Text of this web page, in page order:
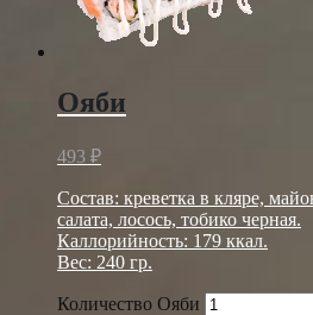
Ояби
493 ₽
Cостав: креветка в кляре,
салата, лосось, тобико черная.
Каллорийность: 179 ккал.
Вес: 240 гр.
Количество Ояби